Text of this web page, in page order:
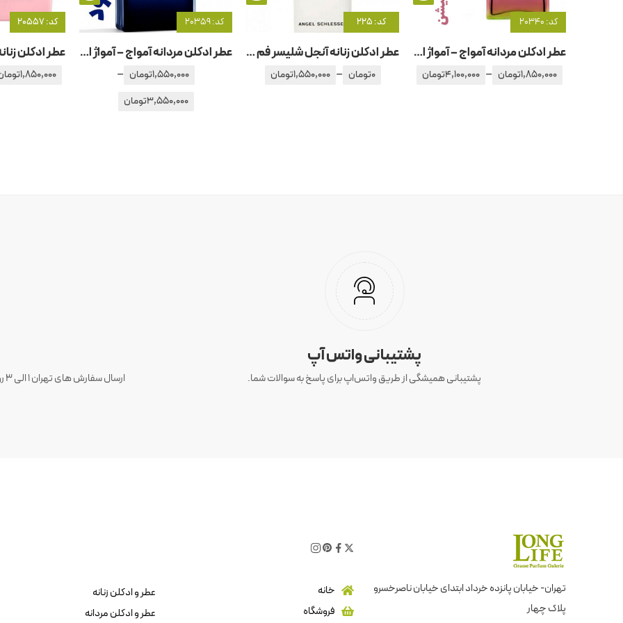
کد: 20340
عطر ادکلن مردانه آمواج – آمواژ ایمیتیشن
1,850,000تومان –
4,100,000تومان
کد: 225
عطر ادکلن زنانه آنجل شلیسر فم ادو تویلت
0تومان –
1,550,000تومان
کد: 20359
عطر ادکلن مردانه آمواج – آمواژ اینترلود
1,550,000تومان –
3,550,000تومان
کد: 20557
1,850,000
پشتیبانی واتس آپ
پشتیبانی همیشگی از طریق واتس‌اپ برای پاسخ به سوالات شما.
تهران- خیابان پانزده خرداد ابتدای خیابان ناصرخسرو
پلاک چهار
خانه
فروشگاه
عطر و ادکلن زنانه
عطر و ادکلن مردانه